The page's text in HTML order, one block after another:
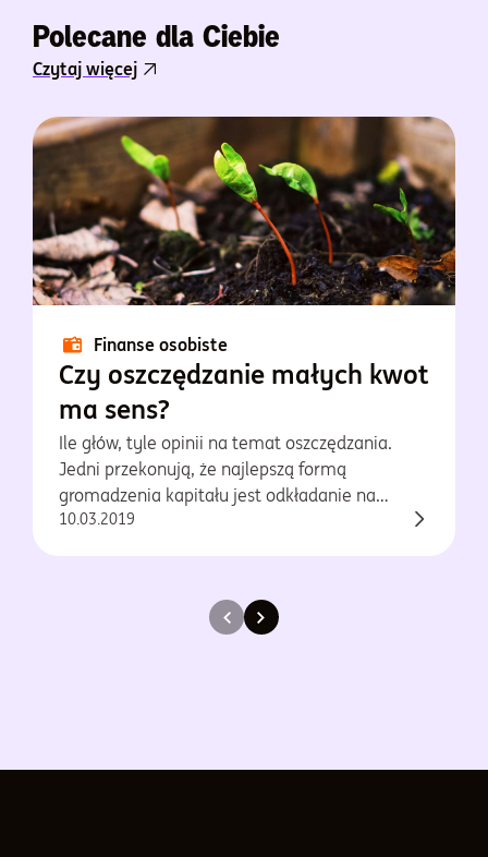
Polecane dla Ciebie
Czytaj więcej
Finanse osobiste
Czy oszczędzanie małych kwot
ma sens?
Ile głów, tyle opinii na temat oszczędzania.
Jedni przekonują, że najlepszą formą
gromadzenia kapitału jest odkładanie na
rachunku oszczędnościowym, inni widzą szanse
10.03.2019